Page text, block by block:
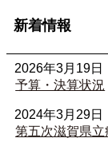
新着情報
2026年3月19日
予算・決算状況
2024年3月29日
第五次滋賀県